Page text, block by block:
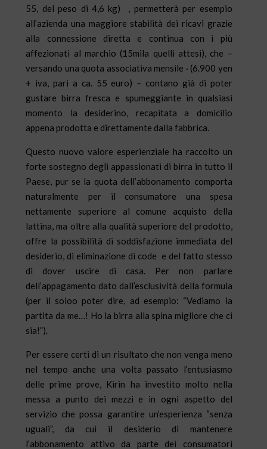
55, del peso di 4,6 kg) , permetterà per esempio
all’azienda una maggiore stabilità dei ricavi grazie
alla connessione diretta e continua con i più
affezionati al marchio (15mila quelli attesi), che –
versando una quota associativa mensile · (6.900 yen
+ iva, pari a ca. 55 euro) – contano già di poter
gustare birra fresca e spumeggiante in qualsiasi
momento la desiderino, recapitata a domicilio
appena prodotta e direttamente dalla fabbrica.
Questo nuovo valore esperienziale ha raccolto un
forte sostegno degli appassionati di birra in tutto il
Paese, pur se la quota dell’abbonamento comporta
naturalmente per il consumatore una spesa
nettamente superiore al comune acquisto della
lattina, ma oltre alla qualità superiore del prodotto,
offre la possibilità di soddisfazione immediata del
desiderio, di eliminazione di code e del fatto stesso
di dover uscire di casa. Per non parlare
dell’appagamento dato dall’esclusività della formula
(per il soloo poter dire, ad esempio: “Vediamo la
partita da me…! Ho la birra alla spina migliore che ci
sia!”).
Per essere certi di un risultato che non venga meno
nel tempo anche una volta passato l’entusiasmo
delle prime prove, Kirin ha investito molto nella
messa a punto dei mezzi e in ogni aspetto del
servizio che possa garantire un’esperienza “senza
uguali”, da cui il desiderio di mantenere
l’abbonamento attivo da parte dei consumatori